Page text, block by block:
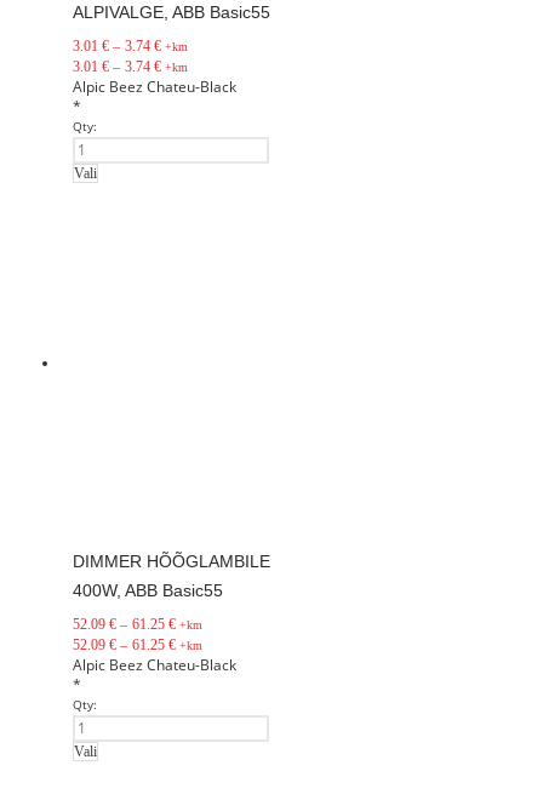
ALPIVALGE, ABB Basic55
3.01€ – 3.74 € +km
3.01€ – 3.74 € +km
Alpic Beez Chateu-Black
*
Qty:
Vali
DIMMER HÕÕGLAMBILE
400W, ABB Basic55
52.09€ – 61.25 € +km
52.09€ – 61.25 € +km
Alpic Beez Chateu-Black
*
Qty:
Vali